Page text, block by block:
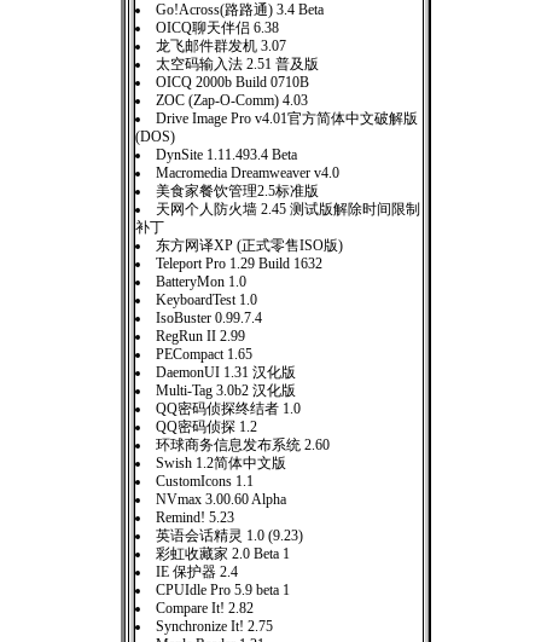
Go!Across(路路通) 3.4 Beta
OICQ聊天伴侣 6.38
龙飞邮件群发机 3.07
太空码输入法 2.51 普及版
OICQ 2000b Build 0710B
ZOC (Zap-O-Comm) 4.03
Drive Image Pro v4.01官方简体中文破解版
(DOS)
DynSite 1.11.493.4 Beta
Macromedia Dreamweaver v4.0
美食家餐饮管理2.5标准版
天网个人防火墙 2.45 测试版解除时间限制
补丁
东方网译XP (正式零售ISO版)
Teleport Pro 1.29 Build 1632
BatteryMon 1.0
KeyboardTest 1.0
IsoBuster 0.99.7.4
RegRun II 2.99
PECompact 1.65
DaemonUI 1.31 汉化版
Multi-Tag 3.0b2 汉化版
QQ密码侦探终结者 1.0
QQ密码侦探 1.2
环球商务信息发布系统 2.60
Swish 1.2简体中文版
CustomIcons 1.1
NVmax 3.00.60 Alpha
Remind! 5.23
英语会话精灵 1.0 (9.23)
彩虹收藏家 2.0 Beta 1
IE 保护器 2.4
CPUIdle Pro 5.9 beta 1
Compare It! 2.82
Synchronize It! 2.75